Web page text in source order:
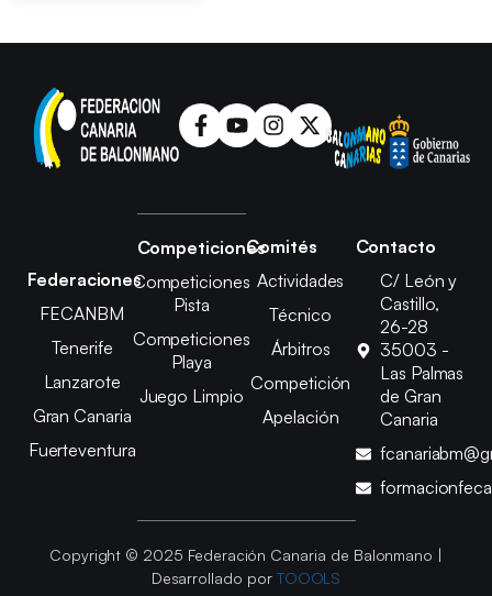
Federaciones
FECANBM
Tenerife
Lanzarote
Gran Canaria
Fuerteventura
Competiciones
Competiciones
Pista
Competiciones
Playa
Juego Limpio
Comités
Actividades
Técnico
Árbitros
Competición
Apelación
Contacto
C/ León y
Castillo,
26-28
35003 -
Las Palmas
de Gran
Canaria
Copyright © 2025 Federación Canaria de Balonmano |
Desarrollado por TOOOLS